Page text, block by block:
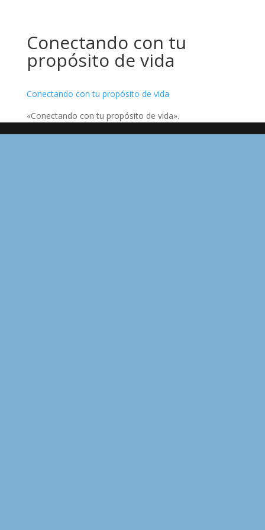
Conectando con tu
propósito de vida
Conectando con tu propósito de vida
«Conectando con tu propósito de vida».